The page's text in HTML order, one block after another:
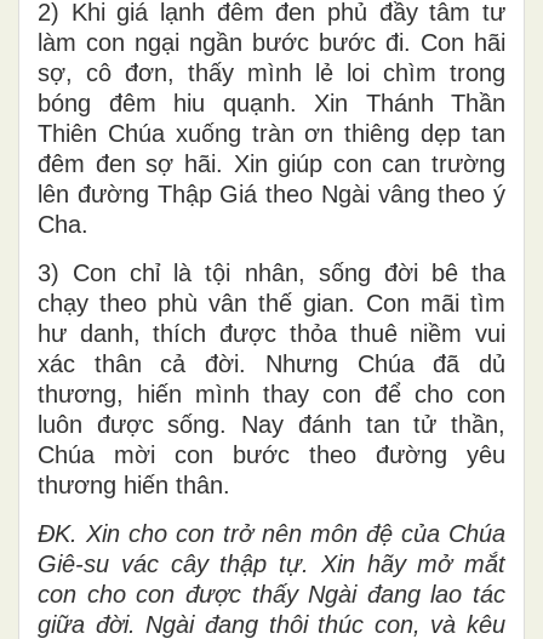
2) Khi giá lạnh đêm đen phủ đầy tâm tư
làm con ngại ngần bước bước đi. Con hãi
sợ, cô đơn, thấy mình lẻ loi chìm trong
bóng đêm hiu quạnh. Xin Thánh Thần
Thiên Chúa xuống tràn ơn thiêng dẹp tan
đêm đen sợ hãi. Xin giúp con can trường
lên đường Thập Giá theo Ngài vâng theo ý
Cha.
3) Con chỉ là tội nhân, sống đời bê tha
chạy theo phù vân thế gian. Con mãi tìm
hư danh, thích được thỏa thuê niềm vui
xác thân cả đời. Nhưng Chúa đã dủ
thương, hiến mình thay con để cho con
luôn được sống. Nay đánh tan tử thần,
Chúa mời con bước theo đường yêu
thương hiến thân.
ĐK. Xin cho con trở nên môn đệ của Chúa
Giê-su vác cây thập tự. Xin hãy mở mắt
con cho con được thấy Ngài đang lao tác
giữa đời. Ngài đang thôi thúc con, và kêu